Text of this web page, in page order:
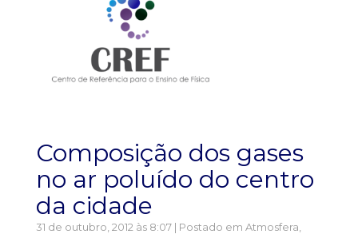
Composição dos gases
no ar poluído do centro
da cidade
31 de outubro, 2012 às 8:07 | Postado em Atmosfera